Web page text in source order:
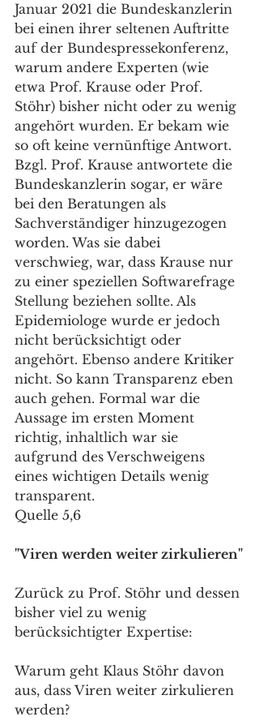
Januar 2021 die Bundeskanzlerin
bei einen ihrer seltenen Auftritte
auf der Bundespressekonferenz,
warum andere Experten (wie
etwa Prof. Krause oder Prof.
Stöhr) bisher nicht oder zu wenig
angehört wurden. Er bekam wie
so oft keine vernünftige Antwort.
Bzgl. Prof. Krause antwortete die
Bundeskanzlerin sogar, er wäre
bei den Beratungen als
Sachverständiger hinzugezogen
worden. Was sie dabei
verschwieg, war, dass Krause nur
zu einer speziellen Softwarefrage
Stellung beziehen sollte. Als
Epidemiologe wurde er jedoch
nicht berücksichtigt oder
angehört. Ebenso andere Kritiker
nicht. So kann Transparenz eben
auch gehen. Formal war die
Aussage im ersten Moment
richtig, inhaltlich war sie
aufgrund des Verschweigens
eines wichtigen Details wenig
transparent.
Quelle 5,6
"Viren werden weiter zirkulieren"
Zurück zu Prof. Stöhr und dessen
bisher viel zu wenig
berücksichtigter Expertise:
Warum geht Klaus Stöhr davon
aus, dass Viren weiter zirkulieren
werden?